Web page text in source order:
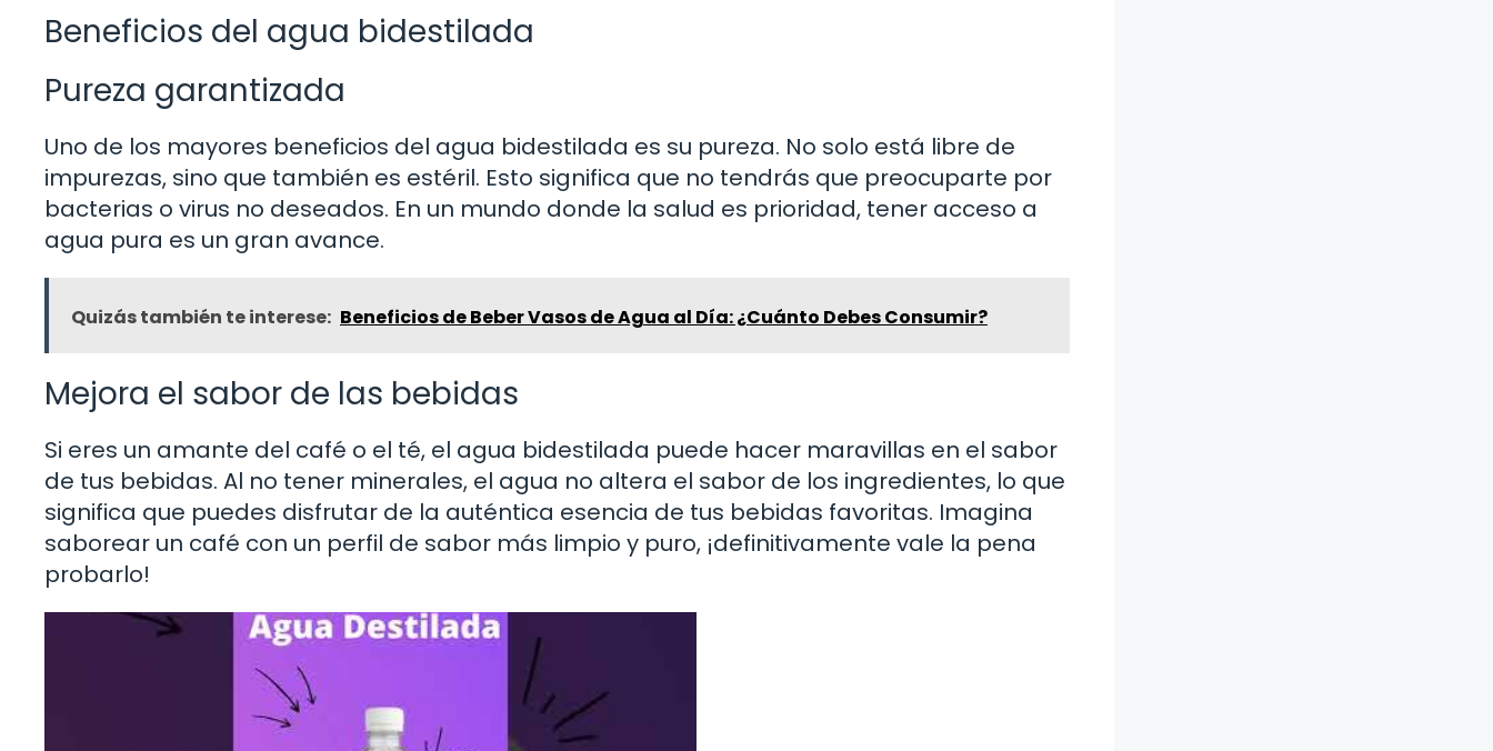
Beneficios del agua bidestilada
Pureza garantizada
Uno de los mayores beneficios del agua bidestilada es su pureza. No solo está libre de
impurezas, sino que también es estéril. Esto significa que no tendrás que preocuparte por
bacterias o virus no deseados. En un mundo donde la salud es prioridad, tener acceso a
agua pura es un gran avance.
Quizás también te interese: Beneficios de Beber Vasos de Agua al Día: ¿Cuánto Debes Consumir?
Mejora el sabor de las bebidas
Si eres un amante del café o el té, el agua bidestilada puede hacer maravillas en el sabor
de tus bebidas. Al no tener minerales, el agua no altera el sabor de los ingredientes, lo que
significa que puedes disfrutar de la auténtica esencia de tus bebidas favoritas. Imagina
saborear un café con un perfil de sabor más limpio y puro, ¡definitivamente vale la pena
probarlo!